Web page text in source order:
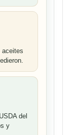
aceites
del
y